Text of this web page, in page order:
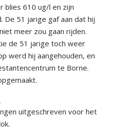
blies 610 ug/l en zijn
51 jarige gaf aan dat hij
meer zou gaan rijden.
de 51 jarige toch weer
werd hij aangehouden, en
te Borne.
uitgeschreven voor het